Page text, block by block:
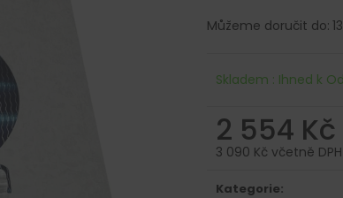
Můžeme doručit do:
Skladem : Ihned k
2 554 Kč
3 090 Kč včetně DPH
cena:
Kategorie: